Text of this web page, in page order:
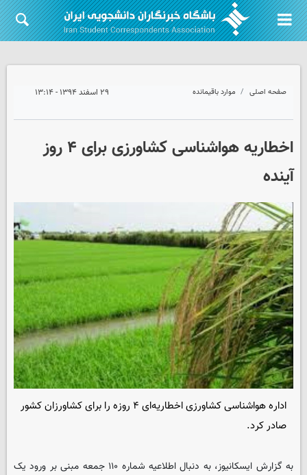
صفحه اصلی موارد باقیمانده ۲۹ اسفند ۱۳۹۴ - ۱۳:۱۴
اخطاریه هواشناسی کشاورزی برای ۴ روز
آینده
اداره هواشناسی کشاورزی اخطاریه‌ای ۴ روزه را برای کشاورزان کشور
صادر کرد.
به گزارش ایسکانیوز، به دنبال اطلاعیه شماره ۱۱۰ جمعه مبنی بر ورود یک